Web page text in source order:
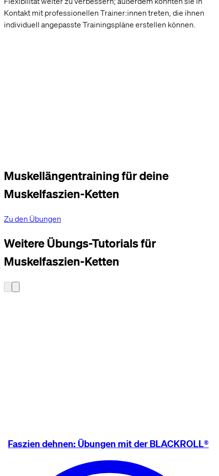
Kontakt mit professionellen Trainer:innen treten, die ihnen
individuell angepasste Trainingspläne erstellen können.
Muskellängentraining für deine
Muskelfaszien-Ketten
Zu den Übungen
Weitere Übungs-Tutorials für
Muskelfaszien-Ketten
Faszien dehnen: Übungen mit der BLACKROLL®